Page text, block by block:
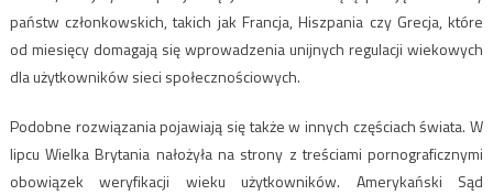
państw członkowskich, takich jak Francja, Hiszpania czy Grecja, które
od miesięcy domagają się wprowadzenia unijnych regulacji wiekowych
dla użytkowników sieci społecznościowych.
Podobne rozwiązania pojawiają się także w innych częściach świata. W
lipcu Wielka Brytania nałożyła na strony z treściami pornograficznymi
obowiązek weryfikacji wieku użytkowników. Amerykański Sąd